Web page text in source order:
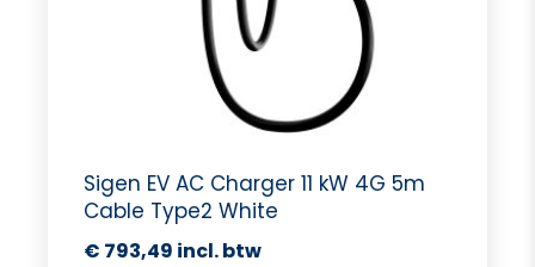
Sigen EV AC Charger 11 kW 4G 5m
Cable Type2 White
€ 793,49